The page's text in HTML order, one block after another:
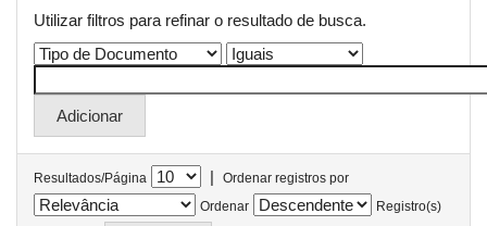
Utilizar filtros para refinar o resultado de busca.
Resultados/Página |
Ordenar registros por
Ordenar
Registro(s)